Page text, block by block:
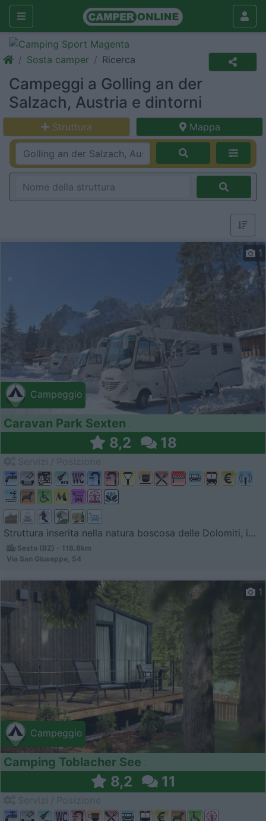
Sosta camper Ricerca
Campeggi a Golling an der
Salzach, Austria e dintorni
Struttura Mappa
Campeggio
1
Caravan Park Sexten
8,2 18
Struttura inserita nella natura boscosa delle Dolomiti, i...
Sesto (BZ) - 118.8km
Via San Giuseppe, 54
Campeggio
1
Camping Toblacher See
8,2 11